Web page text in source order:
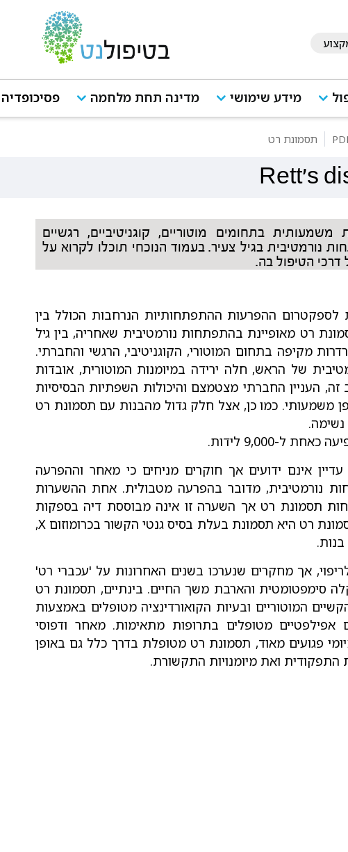
מידע שימושי מדינה תחת מלחמה פסיכופדיה
תסמונת רט
Rett's
בתחומים מוטוריים, קוגניטיביים, רגשיים
נורמטיבית בגיל צעיר. בעמוד הנוכחי תוכלו לקרוא על
דרכי הטיפול בה.
ההפרעות ההתפתחותיות הנרחבות הכולל בין
רט מאופיינת בהתפתחות נורמטיבית שאחריה, בין גיל
מקיפה בתחום המוטורי, הקוגניטיבי, הרגשי והחברתי.
של הראש, חלה ירידה במיומנות המוטורית, אובדות
העניין החברתי מצטמצם והיכולות השפתיות הבסיסיות
משמעותי. כמו כן, אצל חלק גדול מהבנות עם תסמונת רט
ל-9,000 לידות.
אינם ידועים אך חוקרים מניחים כי מאחר וההפרעה
נורמטיבית, מדובר בהפרעה מטבולית. אחת ההשערות
תסמונת רט אך השערה זו אינה מבוססת דיה בספקות
הקלינית. השערה נוספת מציעה כי תסמונת רט היא תסמונת בעלת בסיס גנטי הקשור בכרומוזום X,
אך מחקרים שנערכו בשנים האחרונות על 'עכברי רט'
סימפטומטית והארבת משך החיים. בינתיים, תסמונת רט
המוטוריים ובעיות הקואורדינציה מטופלים באמצעות
אפילפטיים מטופלים בתרופות מתאימות. מאחר ודפוסי
פגועים מאוד, תסמונת רט מטופלת בדרך כלל גם באופן
ואת מיומנויות התקשורת.